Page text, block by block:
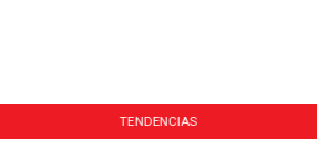
TENDENCIAS